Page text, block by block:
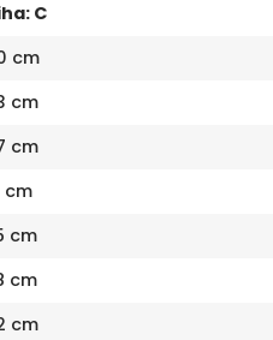
C
cm
cm
cm
cm
cm
cm
cm